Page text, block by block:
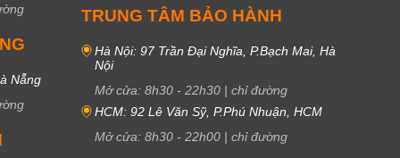
Nẵng
TRUNG TÂM BẢO HÀNH
Hà Nội: 97 Trần Đại Nghĩa, P.Bạch Mai, Hà
Nội
Mở cửa: 8h30 - 22h30 | chỉ đường
HCM: 92 Lê Văn Sỹ, P.Phú Nhuận, HCM
Mở cửa: 8h30 - 22h00 | chỉ đường